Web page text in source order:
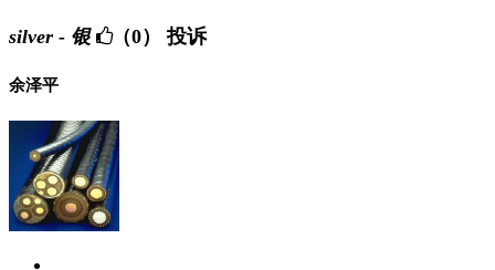
silver - 银 （0） 投诉
余泽平